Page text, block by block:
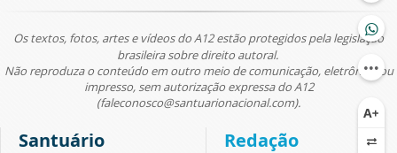
Os textos, fotos, artes e vídeos do A12 estão protegidos pela legislação
brasileira sobre direito autoral.
Não reproduza o conteúdo em outro meio de comunicação, eletrônico ou
impresso, sem autorização expressa do A12
(faleconosco@santuarionacional.com).
Santuário Redação